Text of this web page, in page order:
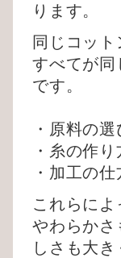
ります。
同じコット
すべてが同
です。
・原料の
・糸の作り
・加工の仕
これらによ
やわらかさ
しさも大き